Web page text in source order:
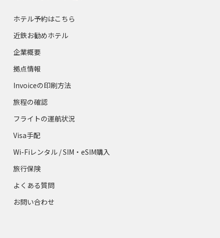
ホテル予約はこちら
近鉄お勧めホテル
企業概要
拠点情報
Invoiceの印刷方法
旅程の確認
フライトの運航状況
Visa手配
Wi-Fiレンタル / SIM・eSIM購入
旅行保険
よくある質問
お問い合わせ